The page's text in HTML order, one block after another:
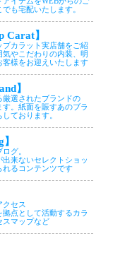
も宅配いたします。
Carat】
プカラット実店舗をご紹
気やこだわりの内装、明
客様をお迎えいたします
】
厳選されたブランドの
す。紙面を賑すあのブラ
ております。
グ。
出来ないセレクトショッ
れるコンテンツです
クセス
拠点として活動するカラ
スマップなど